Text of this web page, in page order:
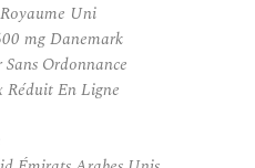
Uni
mg Danemark
Ordonnance
En Ligne